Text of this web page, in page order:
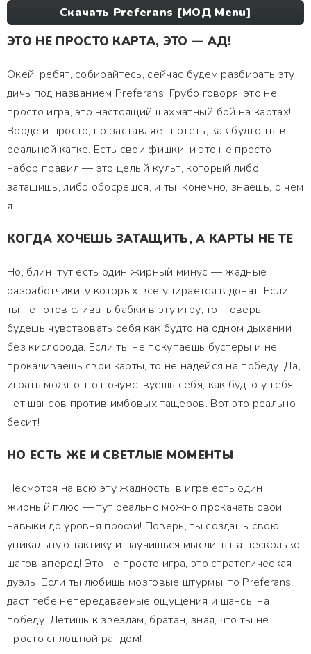
Скачать Preferans [МОД Menu]
ЭТО НЕ ПРОСТО КАРТА, ЭТО — АД!
Окей, ребят, собирайтесь, сейчас будем разбирать эту
дичь под названием Preferans. Грубо говоря, это не
просто игра, это настоящий шахматный бой на картах!
Вроде и просто, но заставляет потеть, как будто ты в
реальной катке. Есть свои фишки, и это не просто
набор правил — это целый культ, который либо
затащишь, либо обосрешся, и ты, конечно, знаешь, о чем
я.
КОГДА ХОЧЕШЬ ЗАТАЩИТЬ, А КАРТЫ НЕ ТЕ
Но, блин, тут есть один жирный минус — жадные
разработчики, у которых всё упирается в донат. Если
ты не готов сливать бабки в эту игру, то, поверь,
будешь чувствовать себя как будто на одном дыхании
без кислорода. Если ты не покупаешь бустеры и не
прокачиваешь свои карты, то не надейся на победу. Да,
играть можно, но почувствуешь себя, как будто у тебя
нет шансов против имбовых тащеров. Вот это реально
бесит!
НО ЕСТЬ ЖЕ И СВЕТЛЫЕ МОМЕНТЫ
Несмотря на всю эту жадность, в игре есть один
жирный плюс — тут реально можно прокачать свои
навыки до уровня профи! Поверь, ты создашь свою
уникальную тактику и научишься мыслить на несколько
шагов вперед! Это не просто игра, это стратегическая
дуэль! Если ты любишь мозговые штурмы, то Preferans
даст тебе непередаваемые ощущения и шансы на
победу. Летишь к звездам, братан, зная, что ты не
просто сплошной рандом!